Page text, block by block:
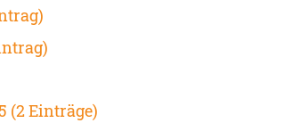
(2 Einträge)